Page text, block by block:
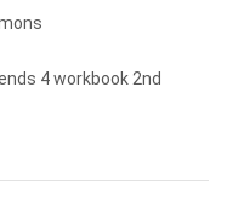
4 workbook 2nd